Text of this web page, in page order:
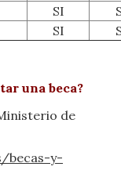
SI
SI
una beca?
de
becas-y-